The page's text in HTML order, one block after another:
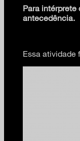
Para
antecedência.
Essa atividade